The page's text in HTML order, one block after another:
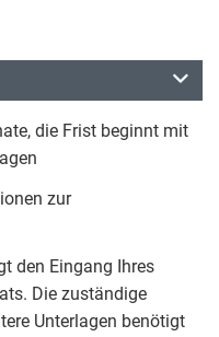
die Frist beginnt mit
zur
den Eingang Ihres
Die zuständige
Unterlagen benötigt